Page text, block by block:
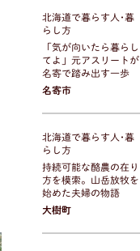
北海道で暮らす人･暮
らし方
「気が向いたら暮らし
てよ」元アスリートが
名寄で踏み出す一歩
名寄市
北海道で暮らす人･暮
らし方
持続可能な酪農の在り
方を模索。山岳放牧を
始めた夫婦の物語
大樹町